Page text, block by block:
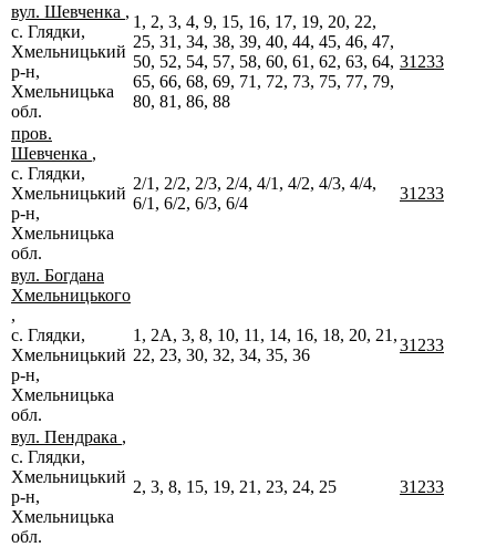
вул. Шевченка ,
с. Глядки,
Хмельницький
р-н,
Хмельницька
обл.
1, 2, 3, 4, 9, 15, 16, 17, 19, 20, 22,
25, 31, 34, 38, 39, 40, 44, 45, 46, 47,
50, 52, 54, 57, 58, 60, 61, 62, 63, 64,
65, 66, 68, 69, 71, 72, 73, 75, 77, 79,
80, 81, 86, 88
31233
пров.
Шевченка ,
с. Глядки,
Хмельницький
р-н,
Хмельницька
обл.
2/1, 2/2, 2/3, 2/4, 4/1, 4/2, 4/3, 4/4,
6/1, 6/2, 6/3, 6/4
31233
вул. Богдана
Хмельницького
,
с. Глядки,
Хмельницький
р-н,
Хмельницька
обл.
1, 2А, 3, 8, 10, 11, 14, 16, 18, 20, 21,
22, 23, 30, 32, 34, 35, 36
31233
вул. Пендрака ,
с. Глядки,
Хмельницький
р-н,
Хмельницька
обл.
2, 3, 8, 15, 19, 21, 23, 24, 25 31233